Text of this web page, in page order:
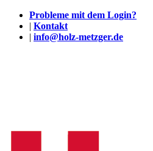
Probleme mit dem Login?
| Kontakt
| info@holz-metzger.de